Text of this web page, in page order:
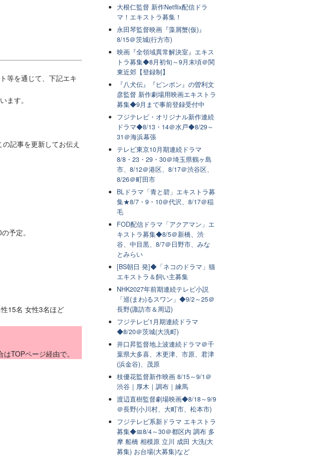
等を通じて、下記エキ
ます。
記事を更新してお伝え
予定。
15名 女性3名ほど
TOPページ経由で。
大根仁監督 新作Netflix配信ドラ
マ！エキストラ募集！
永田琴監督映画『藻屑蟹(仮)』
8/15＠茨城(行方市)
映画『全領域異常解決室』エキス
トラ募集◆8月初旬～9月末頃＠関
東近郊【登録制】
『八犬伝』『ピンポン』の曽利文
彦監督 新作劇場用映画エキストラ
募集◆9月まで事前登録受付中
フジテレビ・オリジナル新作連続
ドラマ◆8/13・14＠水戸◆8/29～
31＠海浜幕張
テレビ東京10月期連続ドラマ
8/8・23・29・30＠埼玉県鶴ヶ島
市、8/12＠港区、8/17＠渋谷区、
8/26＠町田市
BLドラマ「青と碧」エキストラ募
集★8/7・9・10＠代沢、8/17＠稲
毛
FOD配信ドラマ「アクアマン」エ
キストラ募集◆8/5＠新橋、渋
谷、中目黒、8/7＠日野市、みな
とみらい
[BS朝日 発]◆「ネコのドラマ」猫
エキストラ＆飼い主募集
NHK2027年前期連続テレビ小説
「巡(まわ)るスワン」◆9/2～25＠
長野(諏訪市＆周辺)
フジテレビ1月期連続ドラマ
◆8/20＠茨城(大洗町)
井口昇監督地上波連続ドラマ＠千
葉県大多喜、木更津、市原、君津
(浜金谷)、茂原
枝優花監督新作映画 8/15～9/1＠
渋谷｜厚木｜調布｜練馬
渡辺直樹監督劇場映画◆8/18～9/9
＠長野(小川村、大町市、松本市)
フジテレビ系新ドラマ エキストラ
募集◆📅8/4～30＠都区内 調布 多
摩 船橋 相模原 立川 成田 大洗(大
募集) お台場(大募集)など